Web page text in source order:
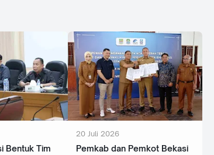
Bentuk Tim
20 Juli 2026
‎Pemkab dan Pemkot Bekasi